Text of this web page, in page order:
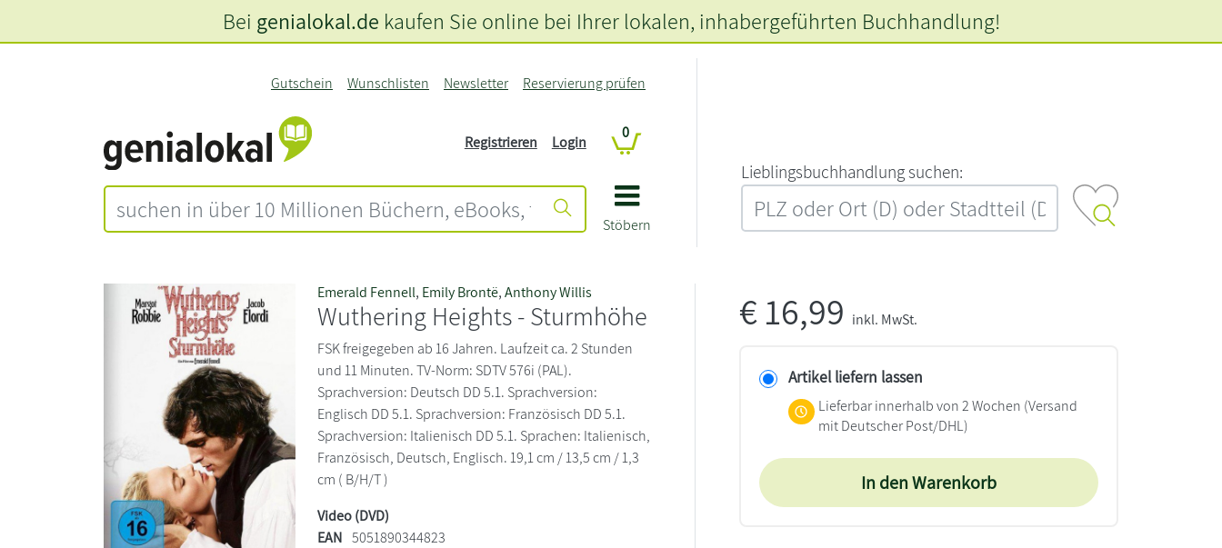
Stöbern
Gutschein Wunschlisten Newsletter Reservierung prüfen
Registrieren Login
0
L‍i‍e‍b‍l‍i‍n‍g‍s‍b‍u‍c‍h‍h‍a‍n‍d‍l‍u‍n‍g‍ ‍s‍u‍c‍h‍e‍n‍:‍
Bei genialokal.de kaufen Sie online bei Ihrer lokalen, inhabergeführten Buchhandlung!
Emerald Fennell, Emily Brontë,Anthony Willis
Wuthering Heights - Sturmhöhe
FSK freigegeben ab 16 Jahren. Laufzeit ca. 2 Stunden
und 11 Minuten. TV-Norm: SDTV 576i (PAL).
Sprachversion: Deutsch DD 5.1. Sprachversion:
Englisch DD 5.1. Sprachversion: Französisch DD 5.1.
Sprachversion: Italienisch DD 5.1. Sprachen: Italienisch,
Französisch, Deutsch, Englisch. 19,1 cm / 13,5 cm / 1,3
cm ( B/H/T )
Video (DVD)
EAN 5051890344823
€16,99 inkl. MwSt.
Artikel liefern lassen
Lieferbar innerhalb von 2 Wochen (Versand
mit Deutscher Post/DHL)
In den Warenkorb